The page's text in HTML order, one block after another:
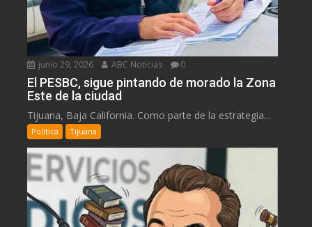
junio 29, 2026 ABC Noticias 0
El PESBC, sigue pintando de morado la Zona
Este de la ciudad
Tijuana, Baja California. Como parte de la estrategia...
Politica Tijuana